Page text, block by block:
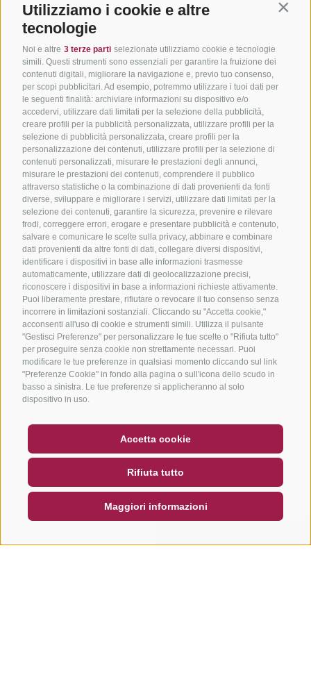
Utilizziamo i cookie e altre
tecnologie
Noi e altre 3 terze parti selezionate utilizziamo cookie e tecnologie
simili. Questi strumenti sono essenziali per garantire la fruizione dei
contenuti digitali, migliorare la navigazione e, previo tuo consenso,
per scopi pubblicitari. Ad esempio, potremmo utilizzare i tuoi dati per
le seguenti finalità: archiviare informazioni su dispositivo e/o
accedervi, utilizzare dati limitati per la selezione della pubblicità,
creare profili per la pubblicità personalizzata, utilizzare profili per la
selezione di pubblicità personalizzata, creare profili per la
personalizzazione dei contenuti, utilizzare profili per la selezione di
contenuti personalizzati, misurare le prestazioni degli annunci,
misurare le prestazioni dei contenuti, comprendere il pubblico
attraverso statistiche o la combinazione di dati provenienti da fonti
diverse, sviluppare e migliorare i servizi, utilizzare dati limitati per la
selezione dei contenuti, garantire la sicurezza, prevenire e rilevare
frodi, correggere errori, erogare e presentare pubblicità e contenuto,
salvare e comunicare le scelte sulla privacy, abbinare e combinare
dati provenienti da altre fonti di dati, collegare diversi dispositivi,
identificare i dispositivi in base alle informazioni trasmesse
automaticamente, utilizzare dati di geolocalizzazione precisi,
riconoscere i dispositivi in base a informazioni richieste attivamente.
Puoi liberamente prestare, rifiutare o revocare il tuo consenso senza
incorrere in limitazioni sostanziali. Cliccando su "Accetta cookie,"
acconsenti all'uso di cookie e strumenti simili. Utilizza il pulsante
"Gestisci Preferenze" per personalizzare le tue scelte o "Rifiuta tutto"
per proseguire senza cookie non strettamente necessari. Puoi
modificare le tue preferenze in qualsiasi momento cliccando sul link
"Preferenze Cookie" in fondo alla pagina o sull'icona dello scudo in
basso a sinistra. Le tue preferenze si applicheranno al solo
dispositivo in uso.
Accetta cookie
Rifiuta tutto
Maggiori informazioni
NEWSLETTER
SOCIAL WALL METEO